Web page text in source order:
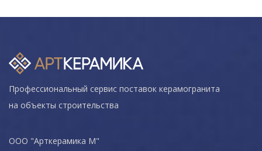
Профессиональный сервис поставок керамогранита
на объекты строительства
ООО "Арткерамика М"